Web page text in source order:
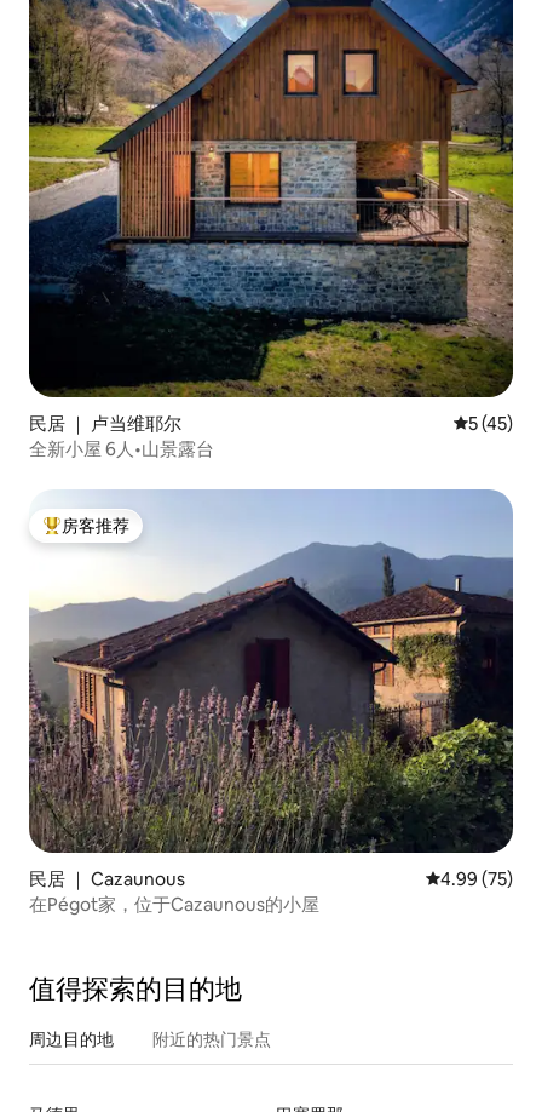
民居 ｜ 卢当维耶尔 平均评分
5 (45)
全新小屋 6人•山景露台
热门「房客推荐」
房客推荐
民居 ｜ Cazaunous 平均评分
4.99 (75)
在Pégot家，位于Cazaunous的小屋
值得探索的目的地
周边目的地 附近的热门景点